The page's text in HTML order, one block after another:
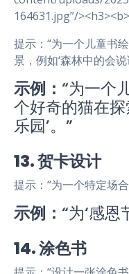
164631.jpg”/
提示：“为一个儿童书
景，例如‘森林中的会说
示例： “为一个
个好奇的猫在
乐园’。”
13. 贺卡设计
提示：“为一个特定场
示例： “为‘感恩
14. 涂色书